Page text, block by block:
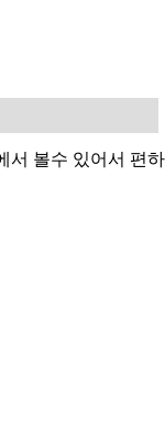
서 볼수 있어서 편하